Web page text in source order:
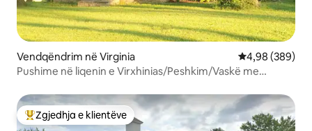
Vendqëndrim në Virginia Vlerësimi
4,98 (389)
Pushime në liqenin e Virxhinias/Peshkim/Vaskë me
Më të mirat e zgjedhjeve të klientëve
Zgjedhja e klientëve